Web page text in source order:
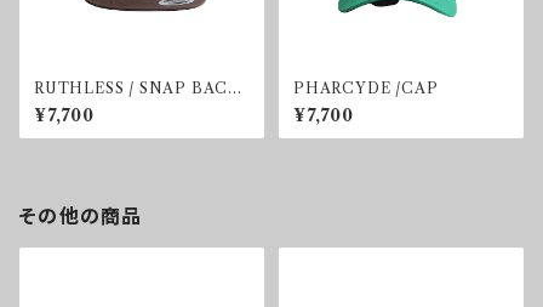
RUTHLESS / SNAP BACK
CAP
¥7,700
PHARCYDE /CAP
¥7,700
その他の商品